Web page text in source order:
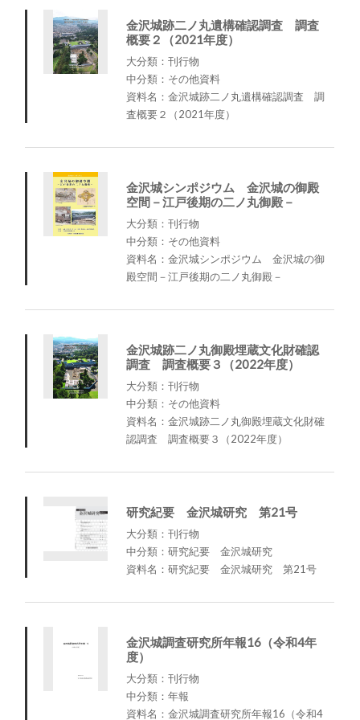
金沢城跡二ノ丸遺構確認調査 調査
概要２（2021年度）
大分類：刊行物
中分類：その他資料
資料名：金沢城跡二ノ丸遺構確認調査 調
査概要２（2021年度）
金沢城シンポジウム 金沢城の御殿
空間－江戸後期の二ノ丸御殿－
大分類：刊行物
中分類：その他資料
資料名：金沢城シンポジウム 金沢城の御
殿空間－江戸後期の二ノ丸御殿－
金沢城跡二ノ丸御殿埋蔵文化財確認
調査 調査概要３（2022年度）
大分類：刊行物
中分類：その他資料
資料名：金沢城跡二ノ丸御殿埋蔵文化財確
認調査 調査概要３（2022年度）
研究紀要 金沢城研究 第21号
大分類：刊行物
中分類：研究紀要 金沢城研究
資料名：研究紀要 金沢城研究 第21号
金沢城調査研究所年報16（令和4年
度）
大分類：刊行物
中分類：年報
資料名：金沢城調査研究所年報16（令和4